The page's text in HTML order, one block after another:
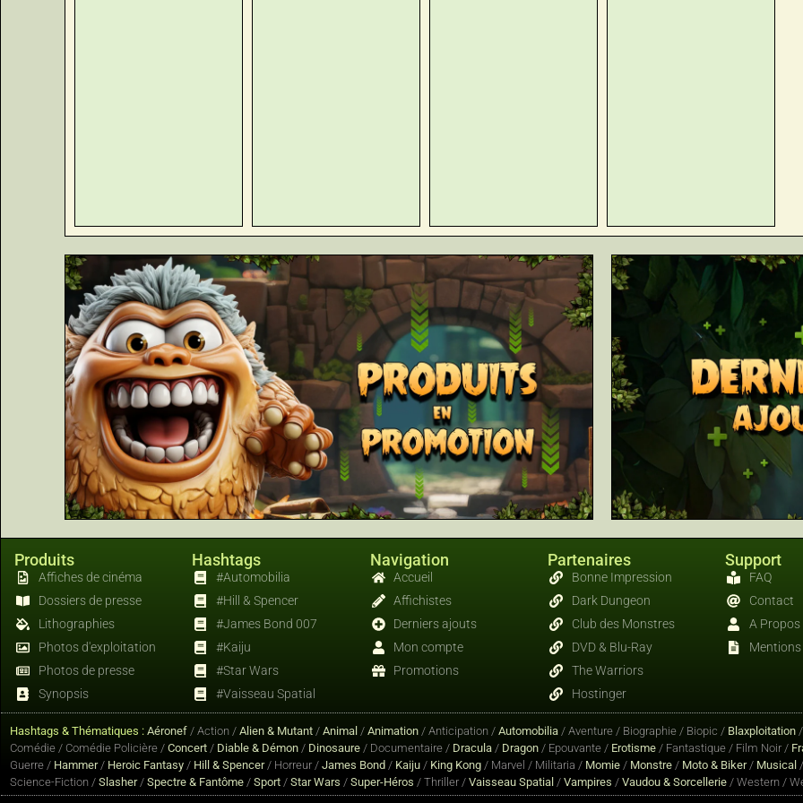
Produits
Affiches de cinéma
Dossiers de presse
Lithographies
Photos d'exploitation
Photos de presse
Synopsis
Hashtags
#Automobilia
#Hill & Spencer
#James Bond 007
#Kaiju
#Star Wars
#Vaisseau Spatial
Navigation
Accueil
Affichistes
Derniers ajouts
Mon compte
Promotions
Partenaires
Bonne Impression
Dark Dungeon
Club des Monstres
DVD & Blu-Ray
The Warriors
Hostinger
Support
FAQ
Contact
A Propos
Hashtags & Thématiques : Aéronef / Action / Alien & Mutant / Animal / Animation / Anticipation / Automobilia / Aventure / Biographie / Biopic / Blaxploitation
Comédie / Comédie Policière / Concert / Diable & Démon / Dinosaure / Documentaire / Dracula / Dragon / Epouvante / Erotisme / Fantastique / Film Noir /
Guerre / Hammer/ Heroic Fantasy / Hill & Spencer/ Horreur / James Bond / Kaiju / King Kong / Marvel / Militaria / Momie / Monstre / Moto & Biker/ Musical
Science-Fiction / Slasher/ Spectre & Fantôme / Sport / Star Wars / Super-Héros / Thriller / Vaisseau Spatial / Vampires / Vaudou & Sorcellerie / Western /